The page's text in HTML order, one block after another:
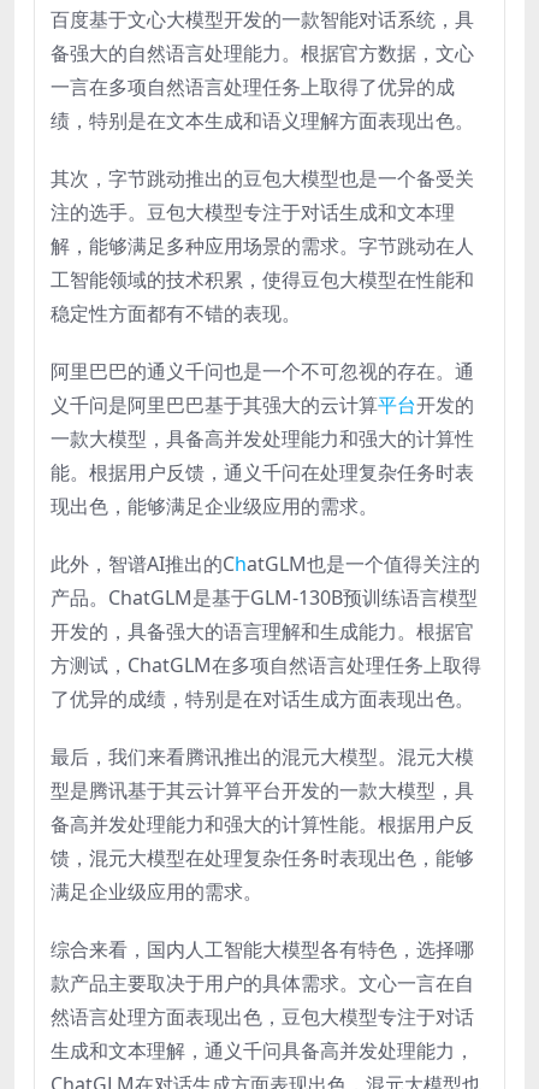
百度基于文心大模型开发的一款智能对话系统，具
备强大的自然语言处理能力。根据官方数据，文心
一言在多项自然语言处理任务上取得了优异的成
绩，特别是在文本生成和语义理解方面表现出色。
其次，字节跳动推出的豆包大模型也是一个备受关
注的选手。豆包大模型专注于对话生成和文本理
解，能够满足多种应用场景的需求。字节跳动在人
工智能领域的技术积累，使得豆包大模型在性能和
稳定性方面都有不错的表现。
阿里巴巴的通义千问也是一个不可忽视的存在。通
义千问是阿里巴巴基于其强大的云计算平台开发的
一款大模型，具备高并发处理能力和强大的计算性
能。根据用户反馈，通义千问在处理复杂任务时表
现出色，能够满足企业级应用的需求。
此外，智谱AI推出的ChatGLM也是一个值得关注的
产品。ChatGLM是基于GLM-130B预训练语言模型
开发的，具备强大的语言理解和生成能力。根据官
方测试，ChatGLM在多项自然语言处理任务上取得
了优异的成绩，特别是在对话生成方面表现出色。
最后，我们来看腾讯推出的混元大模型。混元大模
型是腾讯基于其云计算平台开发的一款大模型，具
备高并发处理能力和强大的计算性能。根据用户反
馈，混元大模型在处理复杂任务时表现出色，能够
满足企业级应用的需求。
综合来看，国内人工智能大模型各有特色，选择哪
款产品主要取决于用户的具体需求。文心一言在自
然语言处理方面表现出色，豆包大模型专注于对话
生成和文本理解，通义千问具备高并发处理能力，